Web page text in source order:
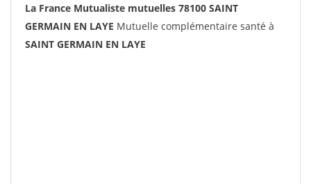
La France Mutualiste mutuelles 78100 SAINT
GERMAIN EN LAYE Mutuelle complémentaire santé à
SAINT GERMAIN EN LAYE